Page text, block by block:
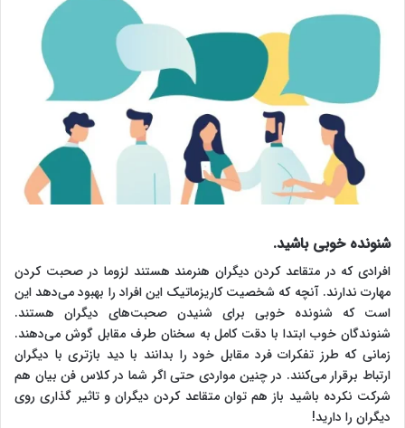
شنونده خوبی باشید.
افرادی که در متقاعد کردن دیگران هنرمند هستند لزوما در صحبت کردن
مهارت ندارند. آنچه که شخصیت کاریزماتیک این افراد را بهبود می‌دهد این
است که شنونده خوبی برای شنیدن صحبت‌های دیگران هستند.
شنوندگان خوب ابتدا با دقت کامل به سخنان طرف مقابل گوش می‌دهند.
زمانی که طرز تفکرات فرد مقابل خود را بدانند با دید بازتری با دیگران
ارتباط برقرار می‌کنند. در چنین مواردی حتی اگر شما در کلاس فن بیان هم
شرکت نکرده باشید باز هم توان متقاعد کردن دیگران و تاثیر گذاری روی
دیگران را دارید!